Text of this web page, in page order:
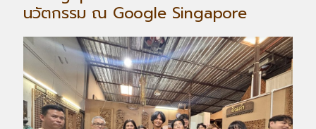
นวัตกรรม ณ Google Singapore